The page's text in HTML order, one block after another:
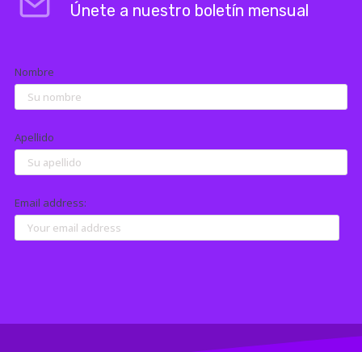
Únete a nuestro boletín mensual
Nombre
Apellido
Email address: